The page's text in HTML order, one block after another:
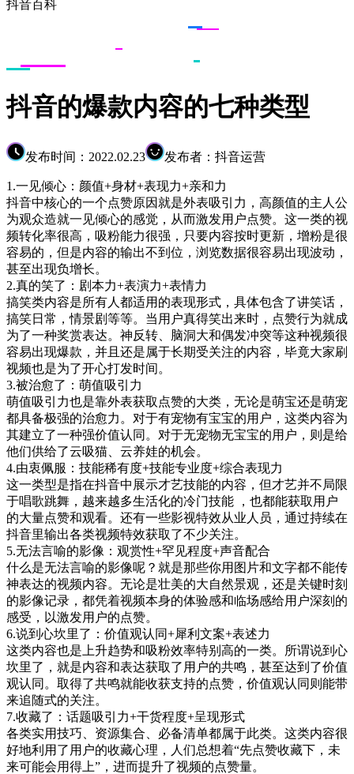
抖音百科
抖音的爆款内容的七种类型
发布时间：2022.02.23 发布者：抖音运营
1.一见倾心：颜值+身材+表现力+亲和力
抖音中核心的一个点赞原因就是外表吸引力，高颜值的主人公
为观众造就一见倾心的感觉，从而激发用户点赞。这一类的视
频转化率很高，吸粉能力很强，只要内容按时更新，增粉是很
容易的，但是内容的输出不到位，浏览数据很容易出现波动，
甚至出现负增长。
2.真的笑了：剧本力+表演力+表情力
搞笑类内容是所有人都适用的表现形式，具体包含了讲笑话，
搞笑日常，情景剧等等。当用户真得笑出来时，点赞行为就成
为了一种奖赏表达。神反转、脑洞大和偶发冲突等这种视频很
容易出现爆款，并且还是属于长期受关注的内容，毕竟大家刷
视频也是为了开心打发时间。
3.被治愈了：萌值吸引力
萌值吸引力也是靠外表获取点赞的大类，无论是萌宝还是萌宠
都具备极强的治愈力。对于有宠物有宝宝的用户，这类内容为
其建立了一种强价值认同。对于无宠物无宝宝的用户，则是给
他们供给了云吸猫、云养娃的机会。
4.由衷佩服：技能稀有度+技能专业度+综合表现力
这一类型是指在抖音中展示才艺技能的内容，但才艺并不局限
于唱歌跳舞，越来越多生活化的冷门技能 ，也都能获取用户
的大量点赞和观看。还有一些影视特效从业人员，通过持续在
抖音里输出各类视频特效获取了不少关注。
5.无法言喻的影像：观赏性+罕见程度+声音配合
什么是无法言喻的影像呢？就是那些你用图片和文字都不能传
神表达的视频内容。无论是壮美的大自然景观，还是关键时刻
的影像记录，都凭着视频本身的体验感和临场感给用户深刻的
感受，以激发用户的点赞。
6.说到心坎里了：价值观认同+犀利文案+表述力
这类内容也是上升趋势和吸粉效率特别高的一类。所谓说到心
坎里了，就是内容和表达获取了用户的共鸣，甚至达到了价值
观认同。取得了共鸣就能收获支持的点赞，价值观认同则能带
来追随式的关注。
7.收藏了：话题吸引力+干货程度+呈现形式
各类实用技巧、资源集合、必备清单都属于此类。这类内容很
好地利用了用户的收藏心理，人们总想着“先点赞收藏下，未
来可能会用得上”，进而提升了视频的点赞量。